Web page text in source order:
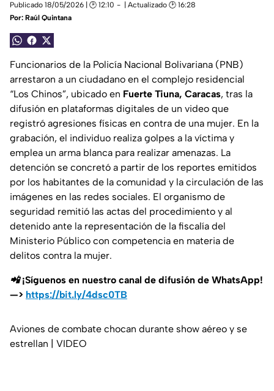
Publicado 18/05/2026 | 🕑 12:10
| Actualizado 🕑 16:28
Por: Raúl Quintana
Funcionarios de la Policía Nacional Bolivariana (PNB)
arrestaron a un ciudadano en el complejo residencial
“Los Chinos”, ubicado en Fuerte Tiuna, Caracas, tras la
difusión en plataformas digitales de un video que
registró agresiones físicas en contra de una mujer. En la
grabación, el individuo realiza golpes a la víctima y
emplea un arma blanca para realizar amenazas. La
detención se concretó a partir de los reportes emitidos
por los habitantes de la comunidad y la circulación de las
imágenes en las redes sociales. El organismo de
seguridad remitió las actas del procedimiento y al
detenido ante la representación de la fiscalía del
Ministerio Público con competencia en materia de
delitos contra la mujer.
📲 ¡Síguenos en nuestro canal de difusión de WhatsApp!
—> https://bit.ly/4dsc0TB
Aviones de combate chocan durante show aéreo y se
estrellan | VIDEO